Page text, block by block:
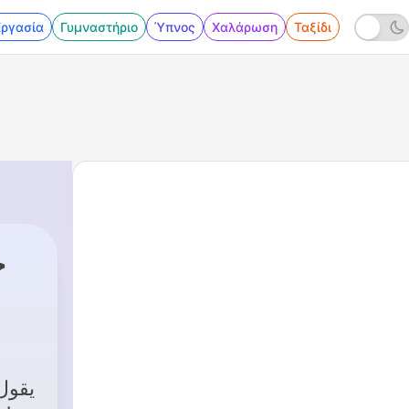
Γυμναστήριο Ύπνος Χαλάρωση Ταξίδι